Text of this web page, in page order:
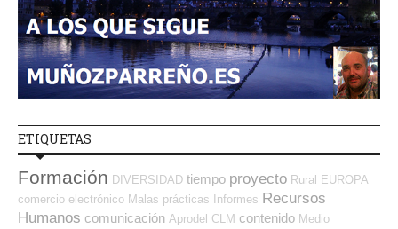
ETIQUETAS
Formación DIVERSIDAD tiempo proyecto Rural EUROPA
comercio electrónico Malas prácticas Informes Recursos
Humanos comunicación Aprodel CLM contenido Medio